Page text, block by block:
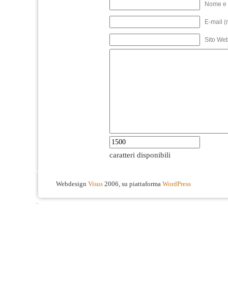
Nome
E-mail
Sito
caratteri disponibili
Webdesign Visus 2006, su piattaforma WordPress